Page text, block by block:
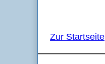
Zur Startseite